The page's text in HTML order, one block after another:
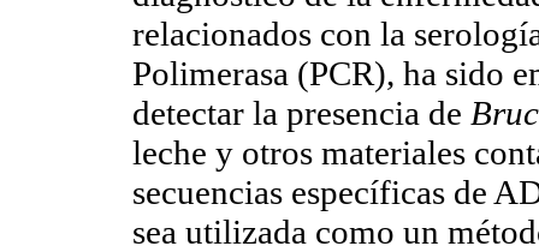
relacionados con la
Polimerasa (PCR), ha sido
detectar la presencia de
leche y otros materiales
secuencias específicas de
sea utilizada como un